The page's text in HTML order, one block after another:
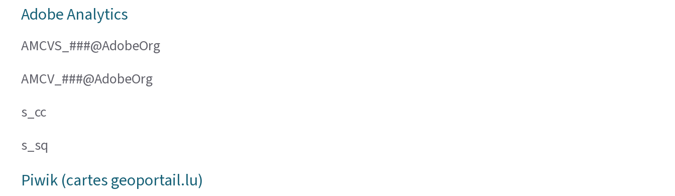
Adobe Analytics
AMCVS_###@AdobeOrg
AMCV_###@AdobeOrg
s_cc
s_sq
Piwik (cartes geoportail.lu)